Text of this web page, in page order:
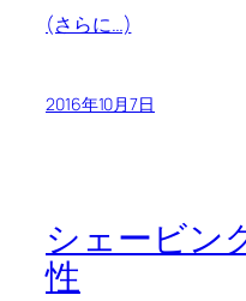
(さらに…)
2016年10月7日
シェービン
性